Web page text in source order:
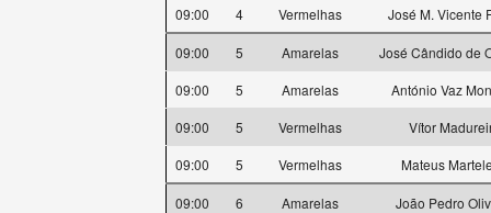
09:00
4 Vermelhas José M. Vicente
09:00 5 Amarelas
José Cândido de
09:00
5 Amarelas
António Vaz
09:00
5 Vermelhas
Vítor
09:00
5 Vermelhas Mateus
09:00 6 Amarelas
João Pedro